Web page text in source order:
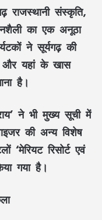
राजस्थानी संस्कृति,
का एक अनूठा
ने सूर्यगढ़ की
और यहां के खास
है।
ने भी मुख्य सूची में
की अन्य विशेष
रिसोर्ट एवं
गया है।